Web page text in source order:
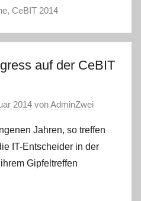
, CeBIT 2014
auf der CeBIT
2014 vonAdminZwei
Jahren, so treffen
IT-Entscheider in der
Gipfeltreffen